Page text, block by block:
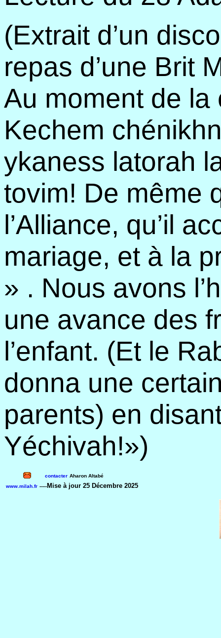
(Extrait d’un
repas d’une Brit
Au moment de la
Kechem
ykaness latorah
tovim! De même
l’Alliance, qu’il
mariage, et à la
» . Nous avons
une avance des
l’enfant. (Et le
donna une
parents) en
Yéchivah!»)
contacter Aharon Altabé
www.milah.fr -----Mise à jour 25 Décembre 2025